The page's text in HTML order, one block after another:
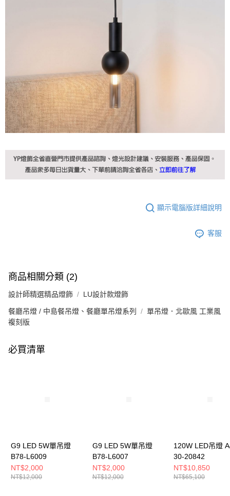
顯示電腦版詳細說明
客服
商品相關分類 (2)
設計師精選精品燈飾 LU設計款燈飾
餐廳吊燈 / 中島餐吊燈、餐廳單吊燈系列
單吊燈．北歐風 工業風
複刻版
必買清單
G9 LED 5W單吊燈
B78-L6009
NT$2,000
NT$12,000
G9 LED 5W單吊燈
B78-L6007
NT$2,000
NT$12,000
120W LED吊燈
30-20842
NT$10,850
NT$65,100